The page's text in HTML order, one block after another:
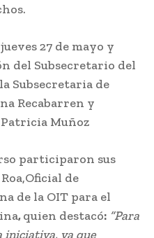
27 de mayo y
del Subsecretario del
Subsecretaria de
Recabarren y
Muñoz
participaron sus
de
de la OIT para el
,quien destacó: “Para
iniciativa, ya que